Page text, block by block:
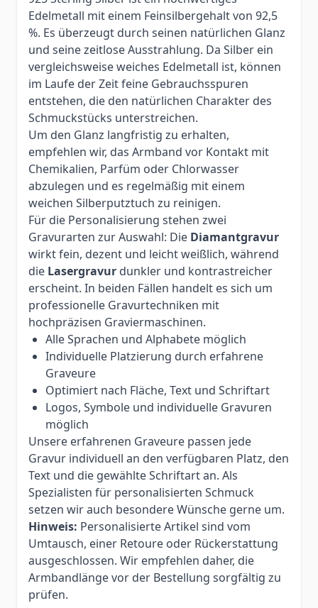
Edelmetall mit einem Feinsilbergehalt von 92,5
%. Es überzeugt durch seinen natürlichen Glanz
und seine zeitlose Ausstrahlung. Da Silber ein
vergleichsweise weiches Edelmetall ist, können
im Laufe der Zeit feine Gebrauchsspuren
entstehen, die den natürlichen Charakter des
Schmuckstücks unterstreichen.
Um den Glanz langfristig zu erhalten,
empfehlen wir, das Armband vor Kontakt mit
Chemikalien, Parfüm oder Chlorwasser
abzulegen und es regelmäßig mit einem
weichen Silberputztuch zu reinigen.
Für die Personalisierung stehen zwei
Gravurarten zur Auswahl: Die Diamantgravur
wirkt fein, dezent und leicht weißlich, während
die Lasergravur dunkler und kontrastreicher
erscheint. In beiden Fällen handelt es sich um
professionelle Gravurtechniken mit
hochpräzisen Graviermaschinen.
Alle Sprachen und Alphabete möglich
Individuelle Platzierung durch erfahrene
Graveure
Optimiert nach Fläche, Text und Schriftart
Logos, Symbole und individuelle Gravuren
möglich
Unsere erfahrenen Graveure passen jede
Gravur individuell an den verfügbaren Platz, den
Text und die gewählte Schriftart an. Als
Spezialisten für personalisierten Schmuck
setzen wir auch besondere Wünsche gerne um.
Hinweis: Personalisierte Artikel sind vom
Umtausch, einer Retoure oder Rückerstattung
ausgeschlossen. Wir empfehlen daher, die
Armbandlänge vor der Bestellung sorgfältig zu
prüfen.